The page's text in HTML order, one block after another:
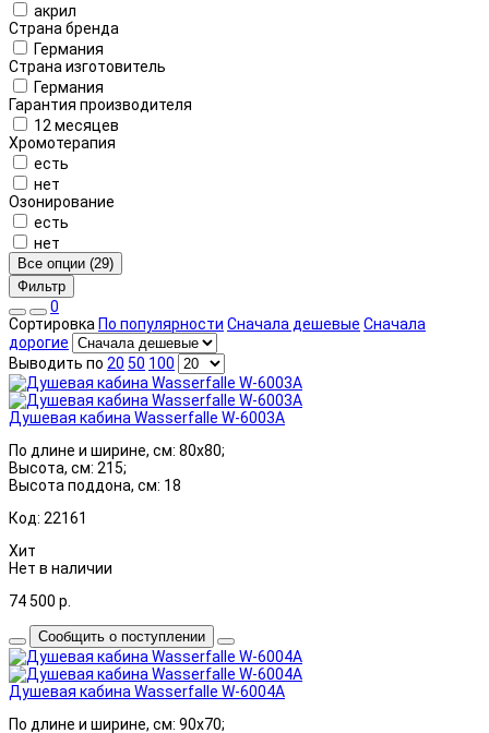
акрил
Страна бренда
Германия
Страна изготовитель
Германия
Гарантия производителя
12 месяцев
Хромотерапия
есть
нет
Озонирование
есть
нет
Все опции (29)
Фильтр
0
Сортировка По популярности Сначала дешевые Сначала
дорогие
Выводить по 20 50 100
Душевая кабина Wasserfalle W-6003A
По длине и ширине, см: 80x80;
Высота, см: 215;
Высота поддона, см: 18
Код: 22161
Хит
Нет в наличии
74 500 р.
Сообщить о поступлении
Душевая кабина Wasserfalle W-6004A
По длине и ширине, см: 90x70;